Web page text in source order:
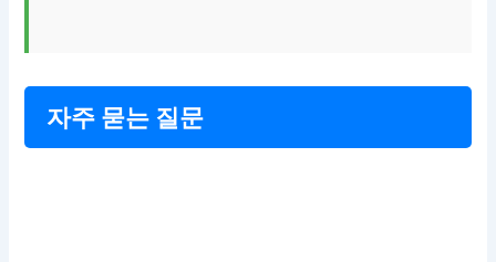
자주 묻는 질문